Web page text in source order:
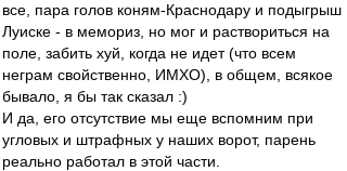
все, пара голов коням-Краснодару и подыгрыш
Луиске - в мемориз, но мог и раствориться на
поле, забить хуй, когда не идет (что всем
неграм свойственно, ИМХО), в общем, всякое
бывало, я бы так сказал :)
И да, его отсутствие мы еще вспомним при
угловых и штрафных у наших ворот, парень
реально работал в этой части.